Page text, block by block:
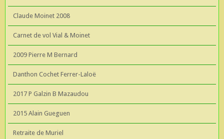
Claude Moinet 2008
Carnet de vol Vial & Moinet
2009 Pierre M Bernard
Danthon Cochet Ferrer-Laloë
2017 P Galzin B Mazaudou
2015 Alain Gueguen
Retraite de Muriel